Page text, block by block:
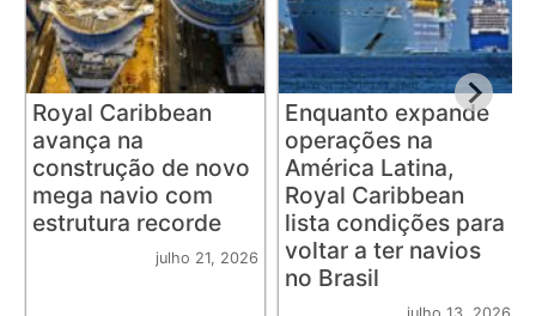
Royal Caribbean
avança na
construção de novo
mega navio com
estrutura recorde
julho 21, 2026
Enquanto expande
operações na
América Latina,
Royal Caribbean
lista condições para
voltar a ter navios
no Brasil